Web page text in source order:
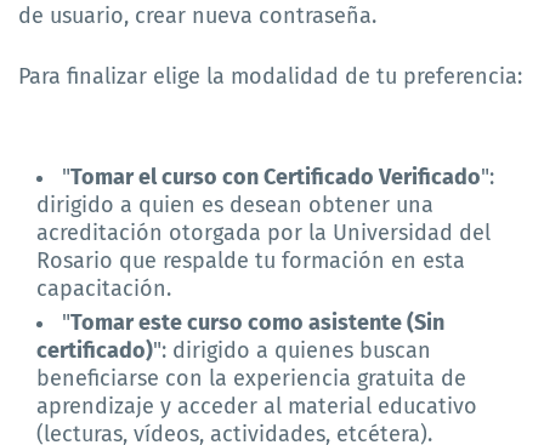
de usuario, crear nueva contraseña.
Para finalizar elige la modalidad de tu preferencia:
"Tomar el curso con Certificado Verificado":
dirigido a quien es desean obtener una
acreditación otorgada por la Universidad del
Rosario que respalde tu formación en esta
capacitación.
"Tomar este curso como asistente (Sin
certificado)": dirigido a quienes buscan
beneficiarse con la experiencia gratuita de
aprendizaje y acceder al material educativo
(lecturas, vídeos, actividades, etcétera).